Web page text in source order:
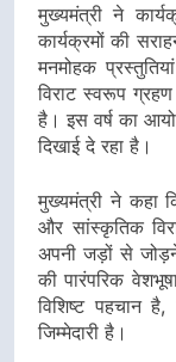
मुख्यमंत्री ने
कार्यक्रमों की
मनमोहक
विराट स्वरूप
है। इस वर्ष का
दिखाई दे रहा है।
मुख्यमंत्री ने कहा
और सांस्कृतिक
अपनी जड़ों से
की पारंपरिक
विशिष्ट पहचान
जिम्मेदारी है।